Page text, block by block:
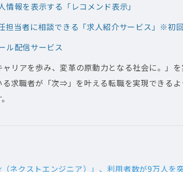
報を表示する「レコメンド表示」
担当者に相談できる「求人紹介サービス」※初
ル配信サービス
リアを歩み、変革の原動力となる社会に。」
求職者が「次⇒」を叶える転職を実現できる
ネクストエンジニア）」、利用者数が9万人を